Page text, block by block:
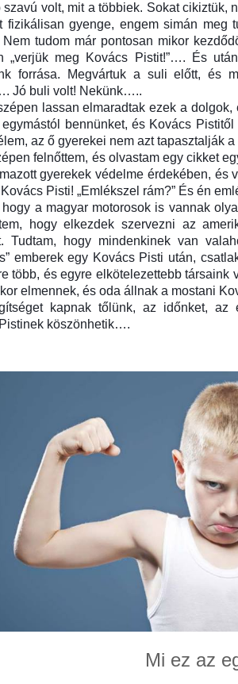
szavú volt, mit a többiek. Sokat cikiztük,
fizikálisan gyenge, engem simán
Nem tudom már pontosan mikor
„verjük meg Kovács Pistit!”…. És
forrása. Megvártuk a suli előtt, és
Jó buli volt! Nekünk…..
lassan elmaradtak ezek a
bennünket, és Kovács
az ő gyerekei nem azt tapasztalják
felnőttem, és olvastam egy cikket
gyerekek védelme érdekében, és
Pisti! „Emlékszel rám?” És én
hogy a magyar motorosok is vannak
hogy elkezdek szervezni az
Tudtam, hogy mindenkinek van
emberek egy Kovács Pisti után,
több, és egyre elkötelezettebb
elmennek, és oda állnak a mostani
kapnak tőlünk, az időnket, az
köszönhetik….
Mi ez az